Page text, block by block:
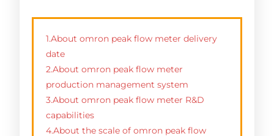
1.About omron peak flow meter delivery
date
2.About omron peak flow meter
production management system
3.About omron peak flow meter R&D
capabilities
4.About the scale of omron peak flow